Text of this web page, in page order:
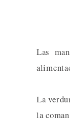
Las
La
la